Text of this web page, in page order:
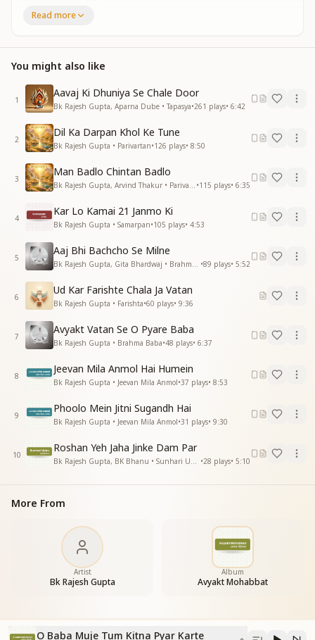
कल्प से बिछड़े बाबा आकर के मिलते हो
ओ बाबा मुझे तुम कितना प्यार करते हो
पिता भी तुम ही हो बाबा शिक्षक तुम ही हो
पिता भी तुम ही हो बाबा शिक्षक तुम ही हो
हर पल हमें है लगता तुम यही कही हो
बना करके हमको पावन
दिया हमे स्वर्ग उपवन दिया हमे स्वर्ग उपवन
ओ बाबा हमारे दिल में खुशियां ढेर भरते हो
ओ बाबा हमारे दिल में खुशियां ढेर भरते हो
कल्प से बिछड़े बाबा आकर के मिलते हो
ओ बाबा मुझे तुम कितना प्यार करते हो
ओ बाबा मुझे तुम कितना प्यार करते हो
Read more
You might also like
1
Aavaj Ki Dhuniya Se Chale Door
Bk Rajesh Gupta, Aparna Dube • Tapasya•261 plays• 6:42
2
Dil Ka Darpan Khol Ke Tune
Bk Rajesh Gupta • Parivartan•126 plays• 8:50
3
Man Badlo Chintan Badlo
•115 plays• 6:35
4
Kar Lo Kamai 21 Janmo Ki
Bk Rajesh Gupta • Samarpan•105 plays• 4:53
5
Aaj Bhi Bachcho Se Milne
•89 plays• 5:52
6
Ud Kar Farishte Chala Ja Vatan
Bk Rajesh Gupta • Farishta•60 plays• 9:36
7
Avyakt Vatan Se O Pyare Baba
Bk Rajesh Gupta • Brahma Baba•48 plays• 6:37
8
Jeevan Mila Anmol Hai Humein
Bk Rajesh Gupta • Jeevan Mila Anmol•37 plays• 8:53
9
Phoolo Mein Jitni Sugandh Hai
Bk Rajesh Gupta • Jeevan Mila Anmol•31 plays• 9:30
10
Roshan Yeh Jaha Jinke Dam Par
•28 plays• 5:10
More From
Artist
Bk Rajesh Gupta
Album
Avyakt Mohabbat
O Baba Muje Tum Kitna Pyar Karte